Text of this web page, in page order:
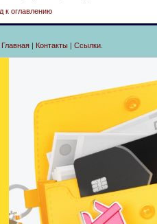
к оглавлению
Главная| Контакты| Ссылки.